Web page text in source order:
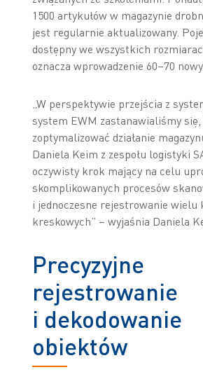
1500 artykułów w magazynie
jest regularnie aktualizowany.
dostępny we wszystkich
oznacza wprowadzenie 60–70
„W perspektywie przejścia z
system EWM zastanawialiśmy
zoptymalizować działanie
Daniela Keim z zespołu logistyki
oczywisty krok mający na celu
skomplikowanych procesów
i jednoczesne rejestrowanie wielu
kreskowych” – wyjaśnia Daniela
Precyzyjne
rejestrowanie
i dekodowanie
obiektów